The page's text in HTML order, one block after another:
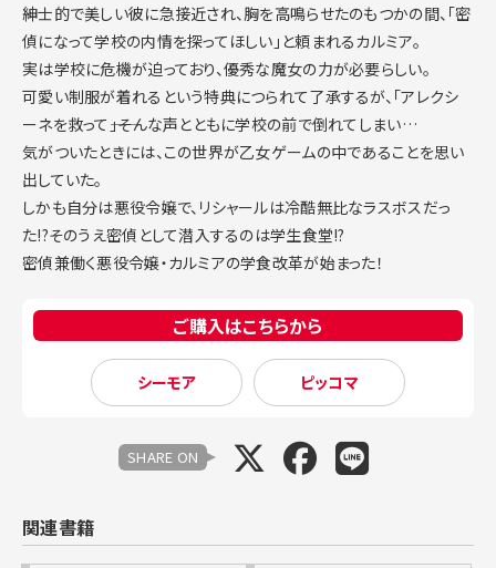
紳士的で美しい彼に急接近され、胸を高鳴らせたのもつかの間、「密
偵になって学校の内情を探ってほしい」と頼まれるカルミア。
実は学校に危機が迫っており、優秀な魔女の力が必要らしい。
可愛い制服が着れるという特典につられて了承するが、「アレクシ
ーネを救って――」そんな声とともに学校の前で倒れてしまい…
気がついたときには、この世界が乙女ゲームの中であることを思い
出していた。
しかも自分は悪役令嬢で、リシャールは冷酷無比なラスボスだっ
た!?そのうえ密偵として潜入するのは学生食堂!?
密偵兼働く悪役令嬢・カルミアの学食改革が始まった！
ご購入はこちらから
シーモア ピッコマ
SHARE ON
関連書籍